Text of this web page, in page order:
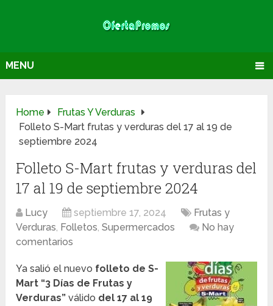
MENU
Home
Frutas Y Verduras
Folleto S-Mart frutas y verduras del 17 al 19 de
septiembre 2024
Folleto S-Mart frutas y verduras del
17 al 19 de septiembre 2024
Lucy septiembre 17, 2024
Frutas y
Verduras, Folletos,Supermercados
No hay
comentarios
Ya salió el nuevo folleto de S-
Mart “3 Días de Frutas y
Verduras” válido del 17 al 19